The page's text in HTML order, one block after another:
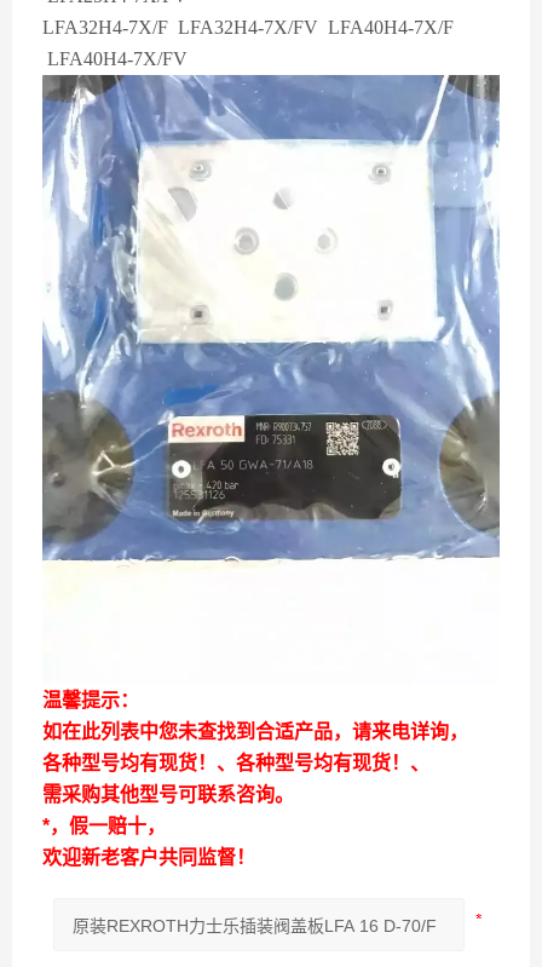
LFA32H4-7X/F LFA32H4-7X/FV LFA40H4-7X/F
LFA40H4-7X/FV
温馨提示：
如在此列表中您未查找到合适产品，请来电详询，
各种型号均有现货！、各种型号均有现货！、
需采购其他型号可联系咨询。
*，假一赔十，
欢迎新老客户共同监督！